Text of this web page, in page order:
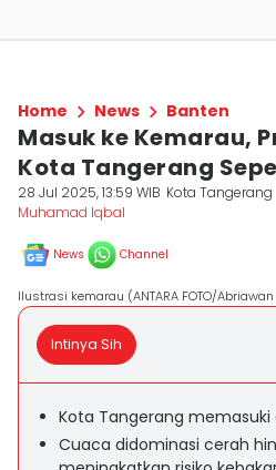
Home News Banten
Masuk ke Kemarau,
Kota Tangerang
28 Jul 2025, 13:59 WIB Kota Tangerang
Muhamad Iqbal
News Channel
Ilustrasi kemarau (ANTARA FOTO/
Intinya Sih
Kota Tangerang
Cuaca didominasi cerah